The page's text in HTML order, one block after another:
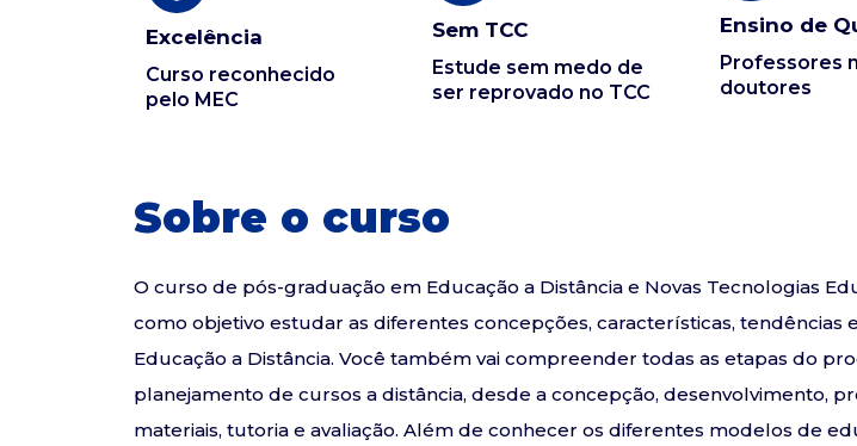
Excelência
Curso reconhecido
pelo MEC
Sem TCC
Estude sem medo de
ser reprovado no TCC
Ensino de
Professores
doutores
Sobre o curso
O curso de pós-graduação em Educação a Distância e Novas Tecnologias
como objetivo estudar as diferentes concepções, características, tendências
Educação a Distância. Você também vai compreender todas as etapas do
planejamento de cursos a distância, desde a concepção, desenvolvimento,
materiais, tutoria e avaliação. Além de conhecer os diferentes modelos de